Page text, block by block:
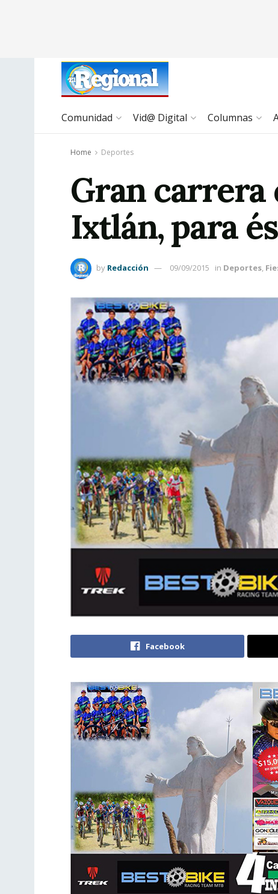
Comunidad Vid@ Digital Columnas
Home Deportes
Gran carrera
Ixtlán, para
by Redacción 09/09/2015 in Deportes,
Facebook